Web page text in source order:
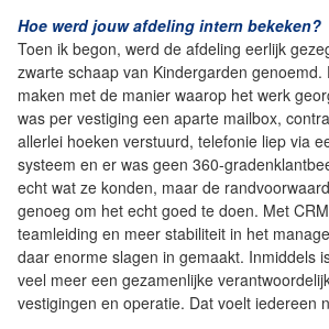
Hoe werd jouw afdeling intern bekeken?
Toen ik begon, werd de afdeling eerlijk
zwarte schaap van Kindergarden genoemd.
maken met de manier waarop het werk
was per vestiging een aparte mailbox,
allerlei hoeken verstuurd, telefonie liep via
systeem en er was geen 360-
echt wat ze konden, maar de
genoeg om het echt goed te doen. Met
teamleiding en meer stabiliteit in het
daar enorme slagen in gemaakt. Inmiddels
veel meer een gezamenlijke
vestigingen en operatie. Dat voelt iedereen